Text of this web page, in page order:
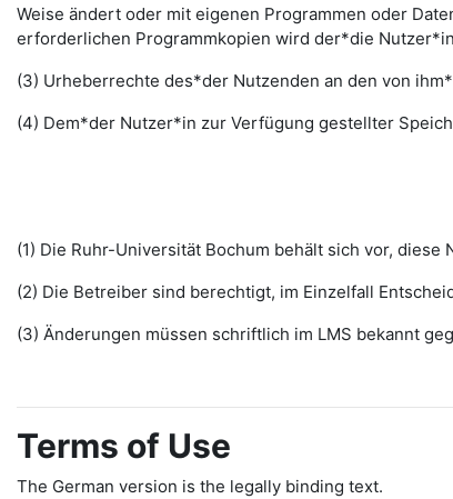
Weise ändert oder mit eigenen Programmen oder
erforderlichen Programmkopien wird der*die
(3) Urheberrechte des*der Nutzenden an den von
(4) Dem*der Nutzer*in zur Verfügung gestellter
(1) Die Ruhr-Universität Bochum behält sich vor,
(2) Die Betreiber sind berechtigt, im Einzelfall
(3) Änderungen müssen schriftlich im LMS bekannt
Terms of Use
The German version is the legally binding text.